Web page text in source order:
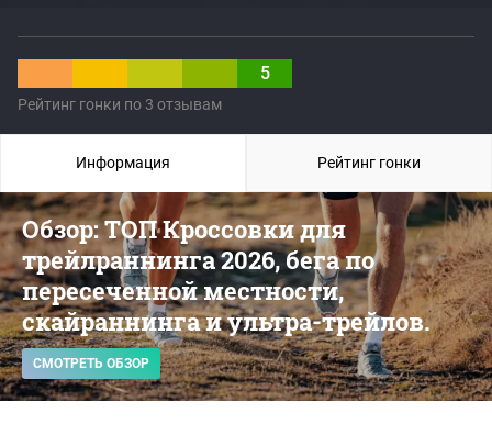
5
Рейтинг гонки по 3 отзывам
Обзор: ТОП Кроссовки для
трейлраннинга 2026, бега по
пересеченной местности,
скайраннинга и ультра-трейлов.
СМОТРЕТЬ ОБЗОР
Информация Рейтинг гонки